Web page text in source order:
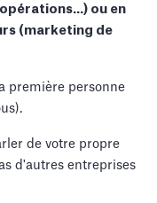
ou en
(marketing de
première personne
de votre propre
d'autres entreprises